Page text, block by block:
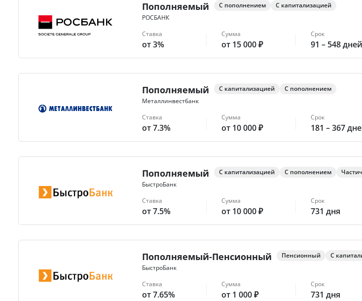
Пополняемый
РОСБАНК
С пополнением С капитализацией
Ставка
от 3%
Сумма
от 15 000 ₽
Срок
91 – 548 дней
Пополняемый
Металлинвестбанк
С капитализацией С пополнением
Ставка
от 7.3%
Сумма
от 10 000 ₽
Срок
181 – 367
Пополняемый
БыстроБанк
С капитализацией С пополнением
Ставка
от 7.5%
Сумма
от 10 000 ₽
Срок
731 дня
Пополняемый-Пенсионный
БыстроБанк
Пенсионный С
Ставка
от 7.65%
Сумма
от 1 000 ₽
Срок
731 дня